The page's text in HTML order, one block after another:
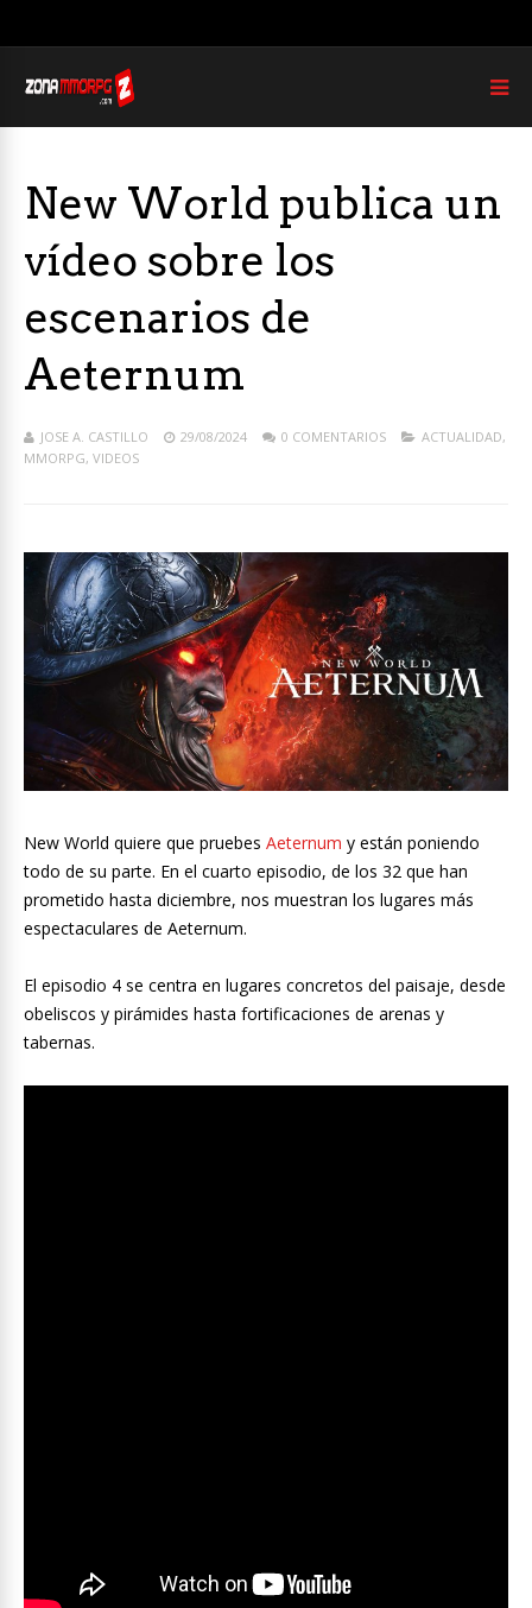
New World publica un
vídeo sobre los
escenarios de
Aeternum
JOSE A. CASTILLO 29/08/2024 0 COMENTARIOS ACTUALIDAD,
MMORPG, VIDEOS
New World quiere que pruebes Aeternum y están poniendo
todo de su parte. En el cuarto episodio, de los 32 que han
prometido hasta diciembre, nos muestran los lugares más
espectaculares de Aeternum.
El episodio 4 se centra en lugares concretos del paisaje, desde
obeliscos y pirámides hasta fortificaciones de arenas y
tabernas.